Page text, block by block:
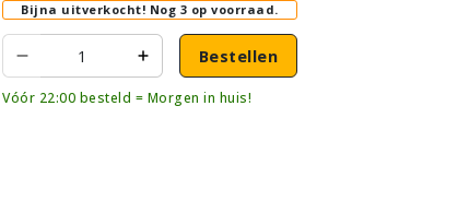
Bijna uitverkocht! Nog 3 op voorraad.
Bestellen
Vóór 22:00 besteld = Morgen in huis!